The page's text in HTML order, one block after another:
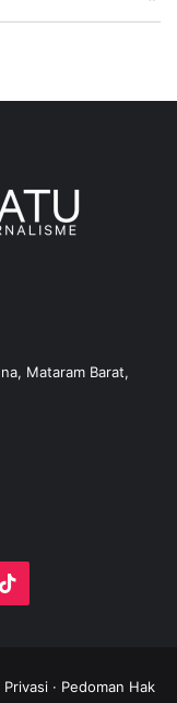
Mataram Barat,
Privasi · Pedoman Hak